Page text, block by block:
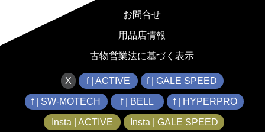
お問合せ
用品店情報
古物営業法に基づく表示
X f | ACTIVE f | GALE SPEED
f | SW-MOTECH f | BELL f | HYPERPRO
Insta | ACTIVE Insta | GALE SPEED